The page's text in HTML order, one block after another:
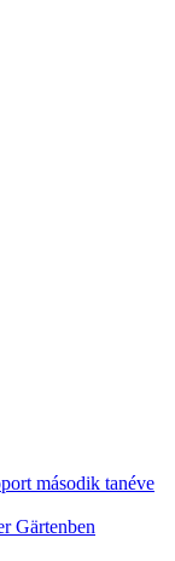
második tanéve
Gärtenben